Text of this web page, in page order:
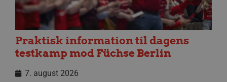
Praktisk information til dagens
testkamp mod Füchse Berlin
7. august 2026
Absolut nødvendige
Ydeevne
Målretning
Funktionalitet
Absolut nødvendige cookies muliggør
hjemmesidens grundlæggende funktionalitet
såsom brugerlogin og kontoadministration.
Hjemmesiden kan ikke bruges korrekt uden de
absolut nødvendige cookies.